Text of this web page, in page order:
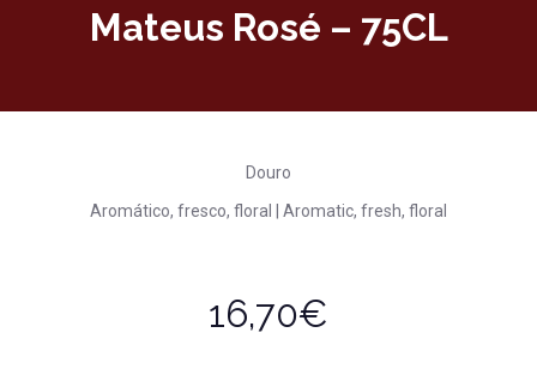
Mateus Rosé – 75CL
Douro
Aromático, fresco, floral | Aromatic, fresh, floral
16,70€